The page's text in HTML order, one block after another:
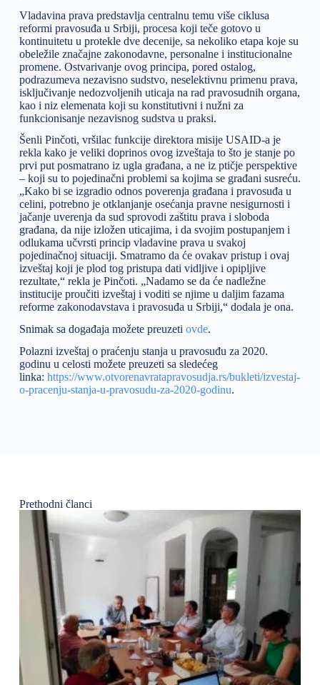
Vladavina prava predstavlja centralnu temu više ciklusa
reformi pravosuđa u Srbiji, procesa koji teče gotovo u
kontinuitetu u protekle dve decenije, sa nekoliko etapa koje su
obeležile značajne zakonodavne, personalne i institucionalne
promene. Ostvarivanje ovog principa, pored ostalog,
podrazumeva nezavisno sudstvo, neselektivnu primenu prava,
isključivanje nedozvoljenih uticaja na rad pravosudnih organa,
kao i niz elemenata koji su konstitutivni i nužni za
funkcionisanje nezavisnog sudstva u praksi.
Šenli Pinčoti, vršilac funkcije direktora misije USAID-a je
rekla kako je veliki doprinos ovog izveštaja to što je stanje po
prvi put posmatrano iz ugla građana, a ne iz ptičje perspektive
– koji su to pojedinačni problemi sa kojima se građani susreću.
„Kako bi se izgradio odnos poverenja građana i pravosuđa u
celini, potrebno je otklanjanje osećanja pravne nesigurnosti i
jačanje uverenja da sud sprovodi zaštitu prava i sloboda
građana, da nije izložen uticajima, i da svojim postupanjem i
odlukama učvrsti princip vladavine prava u svakoj
pojedinačnoj situaciji. Smatramo da će ovakav pristup i ovaj
izveštaj koji je plod tog pristupa dati vidljive i opipljive
rezultate,“ rekla je Pinčoti. „Nadamo se da će nadležne
institucije proučiti izveštaj i voditi se njime u daljim fazama
reforme zakonodavstava i pravosuđa u Srbiji,“ dodala je ona.
Snimak sa događaja možete preuzeti ovde.
Polazni izveštaj o praćenju stanja u pravosuđu za 2020.
godinu u celosti možete preuzeti sa sledećeg
linka: https://www.otvorenavratapravosudja.rs/bukleti/izvestaj-
o-pracenju-stanja-u-pravosudu-za-2020-godinu.
Prethodni članci